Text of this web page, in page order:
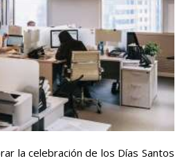
la celebración de los Días Santos